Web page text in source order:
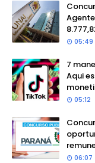
05:49
7
Aqui
05:12
06:07